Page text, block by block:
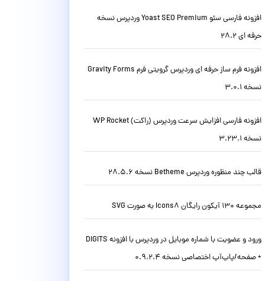
افزونه فارسی سئو Yoast SEO Premium وردپرس نسخه
حرفه ای 28.2
افزونه فرم ساز حرفه ای وردپرس گرویتی فرم Gravity Forms
نسخه 3.0.1
افزونه فارسی افزایش سرعت وردپرس (راکت) WP Rocket
نسخه 3.23.1
قالب چند منظوره وردپرس Betheme نسخه 28.5.6
مجموعه 130 آیکون رایگان Icons8 به صورت SVG
ورود و عضویت با شماره موبایل در وردپرس با افزونه DIGITS
+ صفحه/پاپ‌آپ اختصاصی نسخه 0.9.2.4